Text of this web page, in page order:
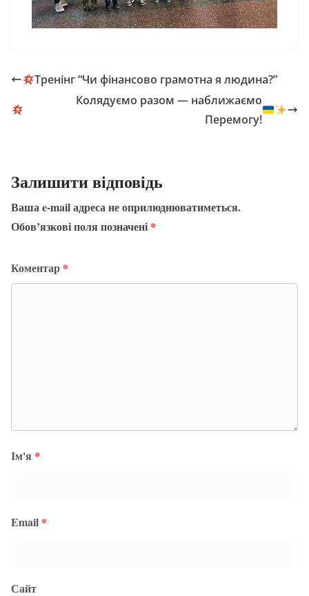
Тренінг “Чи фінансово грамотна я людина?”
Колядуємо разом — наближаємо
Перемогу!
Залишити відповідь
Ваша e-mail адреса не оприлюднюватиметься.
Обов’язкові поля позначені *
Коментар *
Ім'я *
Email *
Сайт